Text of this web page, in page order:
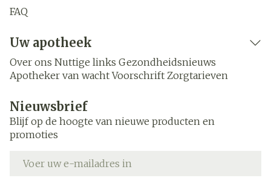
FAQ
Uw apotheek
Over ons Nuttige links Gezondheidsnieuws
Apotheker van wacht Voorschrift Zorgtarieven
Nieuwsbrief
Blijf op de hoogte van nieuwe producten en
promoties